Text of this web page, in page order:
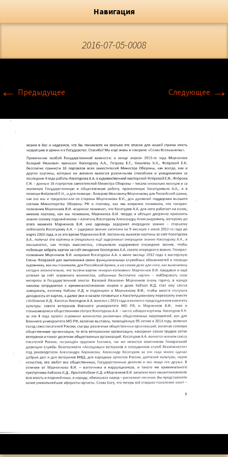
Флёрова Елена Николаевна
Художник, Официальный сайт
Навигация
2016-07-05-0008
← Предыдущее Следующее →